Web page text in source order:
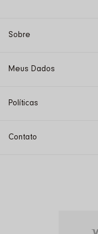
Sobre
Meus Dados
Políticas
Contato